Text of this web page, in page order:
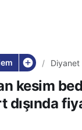
Diyanet
Yurt
ucuz!
kesim
dışında